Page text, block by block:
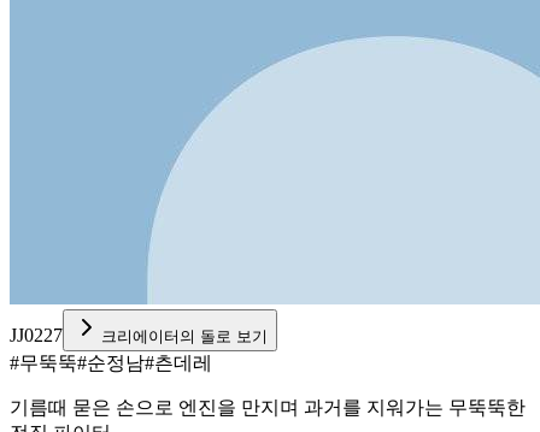
JJ0227 크리에이터의 돌로 보기
#무뚝뚝#순정남#츤데레
기름때 묻은 손으로 엔진을 만지며 과거를 지워가는 무뚝뚝한